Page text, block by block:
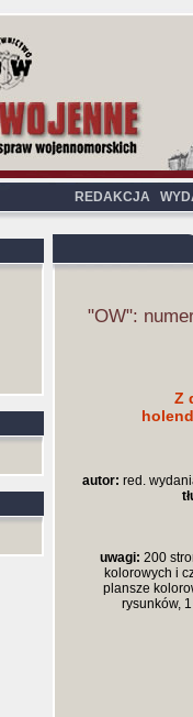
REDAKCJA
"OW":
Z
autor: red.
uwagi: 200
kolorowych i
plansze
rysunków,